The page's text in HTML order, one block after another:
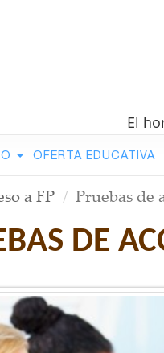
El
OFERTA EDUCATIVA
a FP Pruebas de
DE